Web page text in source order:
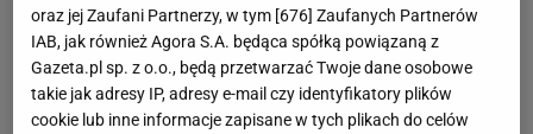
oraz jej Zaufani Partnerzy, w tym [676] Zaufanych Partnerów
IAB, jak również Agora S.A. będąca spółką powiązaną z
Gazeta.pl sp. z o.o., będą przetwarzać Twoje dane osobowe
takie jak adresy IP, adresy e-mail czy identyfikatory plików
cookie lub inne informacje zapisane w tych plikach do celów